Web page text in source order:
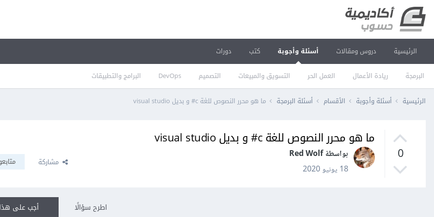
الرئيسية دروس ومقالات أسئلة وأجوبة
البرمجة ريادة الأعمال العمل الحر التسويق والمبيعات التصميم DevOps البرامج والتطبيقات
كتب دورات
الرئيسية أسئلة وأجوبة الأقسام أسئلة البرمجة ما هو محرر النصوص للغة c# و بديل visual studio
0
ما هو محرر النصوص للغة c# و بديل visual studio
بواسطة Red Wolf
18 يونيو 2020
مشاركة
أجب على اطرح سؤالًا